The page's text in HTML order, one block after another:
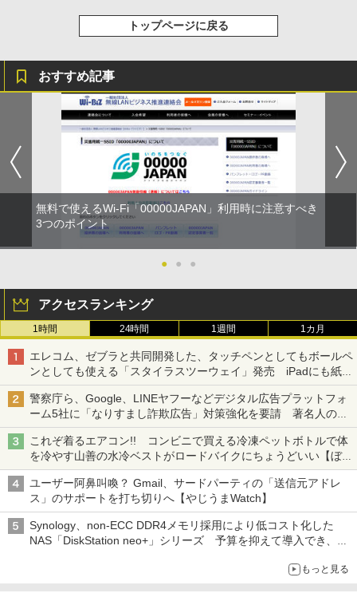
トップページに戻る
おすすめ記事
無料で使えるWi-Fi「00000JAPAN」利用時に注意すべき
3つのポイント
● ● ●
アクセスランキング
1時間 24時間 1週間 1カ月
エレコム、ゼブラと共同開発した、タッチペンとしてもボールペ
ンとしても使える「スタイラスツーウェイ」発売 iPadにも紙に
も、持ち替えずに書き込める
警察庁ら、Google、LINEヤフーなどデジタル広告プラットフォ
ーム5社に「なりすまし詐欺広告」対策強化を要請 著名人の写
真や映像を使った投資詐欺などへの対策として
これぞ着るエアコン!! コンビニで買える冷凍ペットボトルで体
を冷やす山善の水冷ベストがロードバイクにちょうどいい【ぼっ
ち・ざ・ろーど！その14】【空いた時間でなにしてる？】
ユーザー阿鼻叫喚？ Gmail、サードパーティの「送信元アドレ
ス」のサポートを打ち切りへ【やじうまWatch】
Synology、non-ECC DDR4メモリ採用により低コスト化した
NAS「DiskStation neo+」シリーズ 予算を抑えて導入でき、
もっと見る